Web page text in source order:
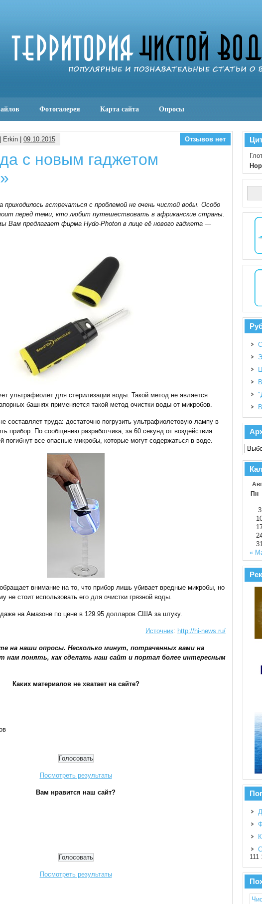
Фотогалерея Карта сайта Опросы
Erkin | 09.10.2015 Отзывов нет
с новым гаджетом
приходилось встречаться с проблемой не очень чистой воды. Особо
перед теми, кто любит путешествовать в африканские страны.
Вам предлагает фирма Hydo-Photon в лице её нового гаджета —
ультрафиолет для стерилизации воды. Такой метод не является
башнях применяется такой метод очистки воды от микробов.
составляет труда: достаточно погрузить ультрафиолетовую лампу в
прибор. По сообщению разработчика, за 60 секунд от воздействия
погибнут все опасные микробы, которые могут содержаться в воде.
внимание на то, что прибор лишь убивает вредные микробы, но
не стоит использовать его для очистки грязной воды.
на Амазоне по цене в 129.95 долларов США за штуку.
Источник: http://hi-news.ru/
на наши опросы. Несколько минут, потраченных вами на
нам понять, как сделать наш сайт и портал более интересным
Каких материалов не хватает на сайте?
Посмотреть результаты
Вам нравится наш сайт?
Посмотреть результаты
Пн
3
«
111